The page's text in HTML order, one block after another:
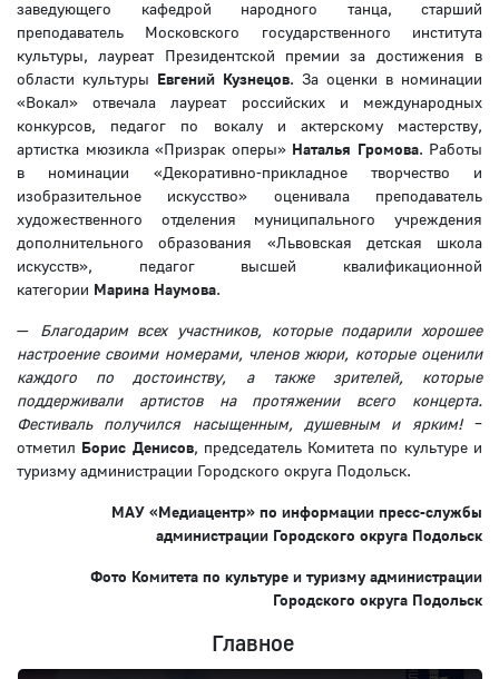
заведующего кафедрой народного танца, старший
преподаватель Московского государственного института
культуры, лауреат Президентской премии за достижения в
области культуры Евгений Кузнецов. За оценки в номинации
«Вокал» отвечала лауреат российских и международных
конкурсов, педагог по вокалу и актерскому мастерству,
артистка мюзикла «Призрак оперы» Наталья Громова. Работы
в номинации «Декоративно-прикладное творчество и
изобразительное искусство» оценивала преподаватель
художественного отделения муниципального учреждения
дополнительного образования «Львовская детская школа
искусств», педагог высшей квалификационной
категории Марина Наумова.
— Благодарим всех участников, которые подарили хорошее
настроение своими номерами, членов жюри, которые оценили
каждого по достоинству, а также зрителей, которые
поддерживали артистов на протяжении всего концерта.
Фестиваль получился насыщенным, душевным и ярким!–
отметил Борис Денисов, председатель Комитета по культуре и
туризму администрации Городского округа Подольск.
МАУ «Медиацентр» по информации пресс-службы
администрации Городского округа Подольск
Фото Комитета по культуре и туризму администрации
Городского округа Подольск
Главное